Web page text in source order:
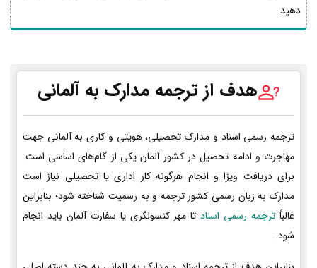
دهید.
هدف از ترجمه مدارک به آلمانی
ترجمه رسمی اسناد و مدارک تحصیلی، هویتی و کاری به آلمانی جهت
مهاجرت و ادامه تحصیل در کشور آلمان یکی از گام‌های اساسی است.
برای دریافت ویزا و انجام هرگونه کار اداری یا تحصیلی نیاز است
مدارک به زبان رسمی کشور ترجمه و به رسمیت شناخته شود؛ بنابراین
غالباً ترجمه رسمی اسنادتا مهر کنسولگری یا سفارت آلمان باید انجام
شود.